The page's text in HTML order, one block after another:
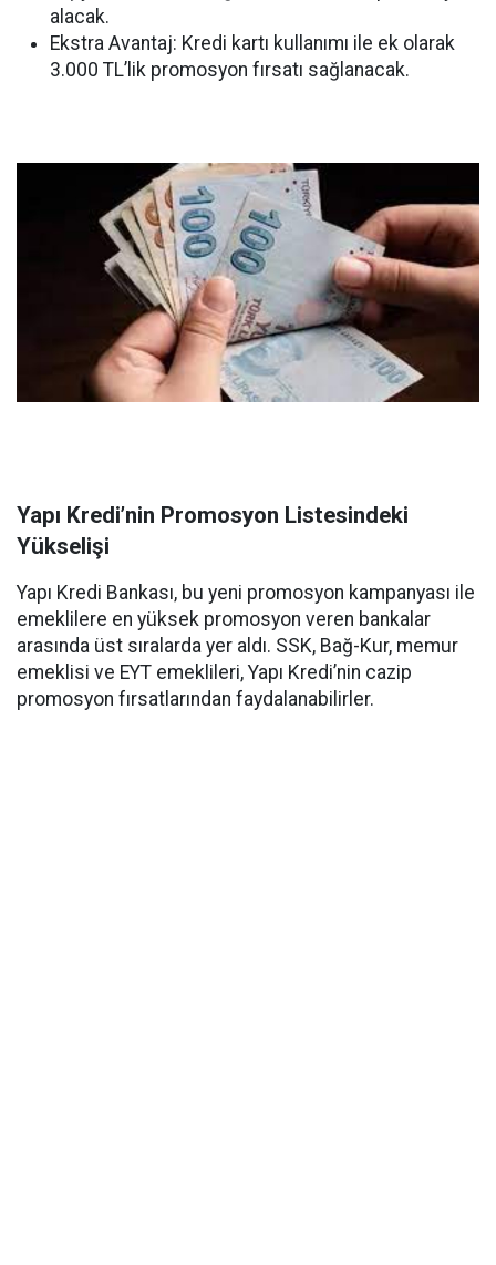
alacak.
Ekstra Avantaj: Kredi kartı kullanımı ile ek olarak
3.000 TL’lik promosyon fırsatı sağlanacak.
Yapı Kredi’nin Promosyon Listesindeki
Yükselişi
Yapı Kredi Bankası, bu yeni promosyon kampanyası ile
emeklilere en yüksek promosyon veren bankalar
arasında üst sıralarda yer aldı. SSK, Bağ-Kur, memur
emeklisi ve EYT emeklileri, Yapı Kredi’nin cazip
promosyon fırsatlarından faydalanabilirler.